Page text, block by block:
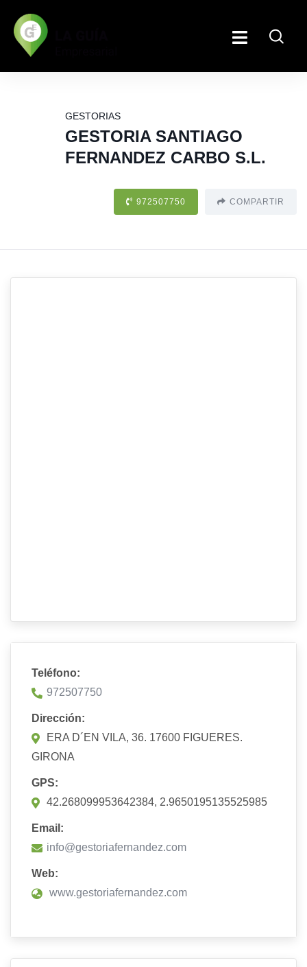
GESTORIAS
GESTORIA SANTIAGO
FERNANDEZ CARBO S.L.
972507750 COMPARTIR
Teléfono:
972507750
Dirección:
ERA D´EN VILA, 36. 17600 FIGUERES.
GIRONA
GPS:
42.268099953642384, 2.9650195135525985
Email:
info@gestoriafernandez.com
Web:
www.gestoriafernandez.com